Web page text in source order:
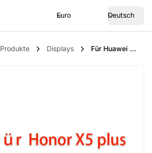
Euro Deutsch
Produkte Displays Für Huawei Honor X5 Plus WOD-LX1 LCD Display Mit Rahmen Touchscreen Bildschirm